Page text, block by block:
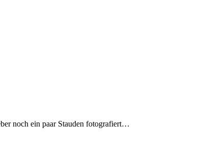
noch ein paar Stauden fotografiert…